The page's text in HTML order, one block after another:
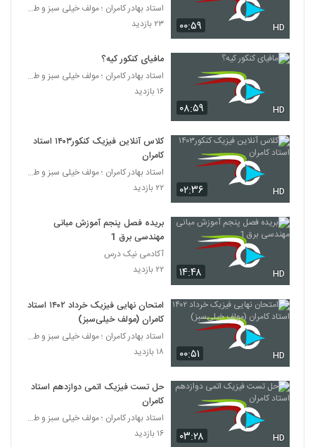
۰۰:۵۹ HD
استاد بهادر کامران ؛ مولف خیلی سبز و طراح قلم چی
۲۳ بازدید
۰۸:۵۹ HD
مافیای کنکور کیه؟
استاد بهادر کامران ؛ مولف خیلی سبز و طراح قلم چی
۱۶ بازدید
۰۲:۳۶ HD
کلاس آنلاین فیزیک کنکور۱۴۰۳ استاد
کامران
استاد بهادر کامران ؛ مولف خیلی سبز و طراح قلم چی
۲۲ بازدید
۱۴:۴۸ HD
بریده فصل پنجم آموزش مبانی
مهندسی برق 1
آکادمی نیک درس
۲۲ بازدید
۰۰:۵۱ HD
امتحان نهایی فیزیک خرداد ۱۴۰۲ استاد
کامران (مولف خیلی‌سبز)
استاد بهادر کامران ؛ مولف خیلی سبز و طراح قلم چی
۱۸ بازدید
۰۳:۲۸ HD
حل تست فیزیک اتمی دوازدهم استاد
کامران
استاد بهادر کامران ؛ مولف خیلی سبز و طراح قلم چی
۱۶ بازدید